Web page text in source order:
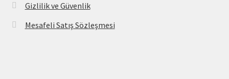
Gizlilik ve Güvenlik
Mesafeli Satış Sözleşmesi